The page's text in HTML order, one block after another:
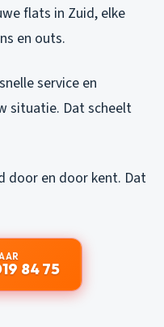
flats in Zuid, elke
en outs.
service en
situatie. Dat scheelt
door en door kent. Dat
84 75